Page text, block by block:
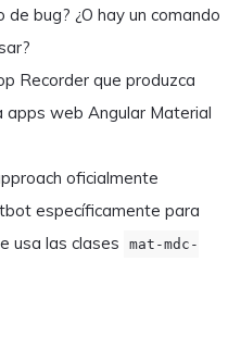
bug? ¿O hay un comando
Recorder que produzca
web Angular Material
oficialmente
específicamente para
usa las clases
mat-mdc-